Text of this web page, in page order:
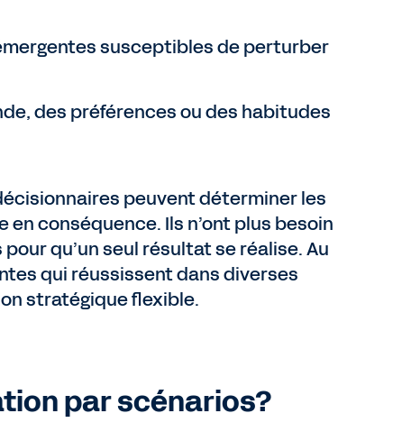
susceptibles de perturber
des préférences ou des habitudes
peuvent déterminer les
conséquence. Ils n’ont plus besoin
qu’un seul résultat se réalise. Au
qui réussissent dans diverses
stratégique flexible.
par scénarios?